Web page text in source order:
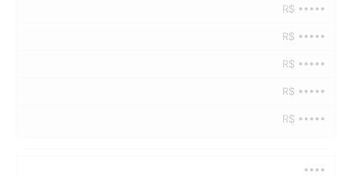
R$ •••••
R$ •••••
R$ •••••
R$ •••••
R$ •••••
••••